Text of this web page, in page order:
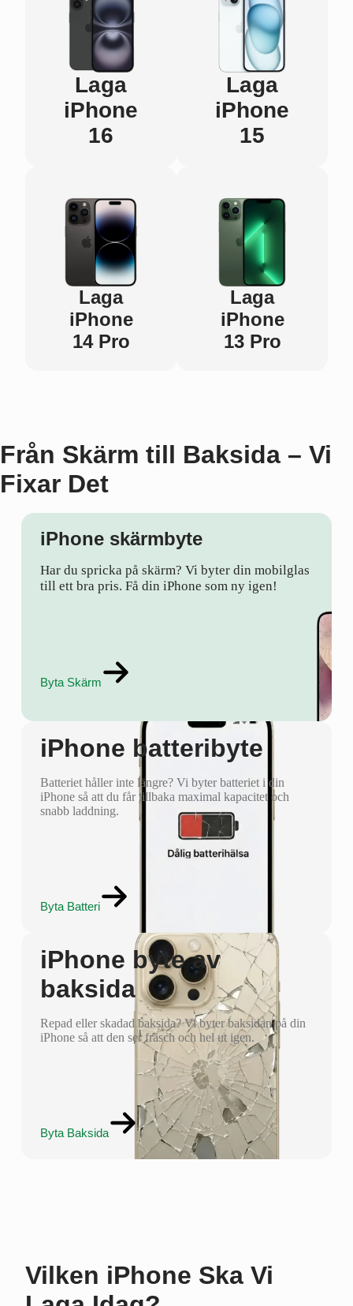
Laga
iPhone
16
Laga
iPhone
15
Laga
iPhone
14 Pro
Laga
iPhone
13 Pro
Från Skärm till Baksida – Vi
Fixar Det
iPhone skärmbyte
Har du spricka på skärm? Vi byter din mobilglas
till ett bra pris. Få din iPhone som ny igen!
Byta Skärm
iPhone batteribyte
Batteriet håller inte längre? Vi byter batteriet i din
iPhone så att du får tillbaka maximal kapacitet och
snabb laddning.
Byta Batteri
iPhone byte av
baksida
Repad eller skadad baksida? Vi byter baksidan på din
iPhone så att den ser fräsch och hel ut igen.
Byta Baksida
Vilken iPhone Ska Vi